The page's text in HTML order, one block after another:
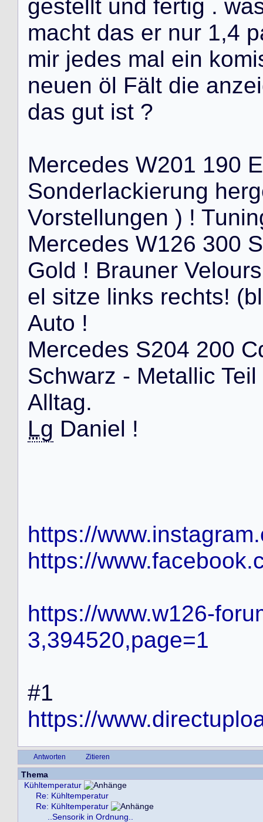
gestellt und fertig . wa
macht das er nur 1,4 p
mir jedes mal ein komi
neuen öl Fält die anzei
das gut ist ?
Mercedes W201 190 E
Sonderlackierung herg
Vorstellungen ) ! Tunin
Mercedes W126 300 S
Gold ! Brauner Velours
el sitze links rechts! (bl
Auto !
Mercedes S204 200 C
Schwarz - Metallic Teil
Alltag.
Lg Daniel !
https://
https://
https://www.w126-
3,394520,page=1
#1
https://
Antworten Zitieren
Thema
Kühltemperatur
Re: Kühltemperatur
Re: Kühltemperatur
..Sensorik in Ordnung..